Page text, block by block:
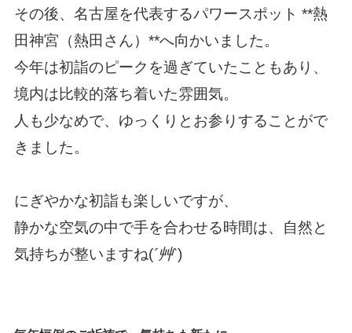
その後、名古屋を代表するパワースポット **熱
田神宮（熱田さん）**へ向かいました。
今年は初詣のピークを過ぎていたこともあり、
境内は比較的落ち着いた雰囲気。
人も少なめで、ゆっくりとお参りすることがで
きました。
にぎやかな初詣も楽しいですが、
静かな空気の中で手を合わせる時間は、自然と
気持ちが整いますね(´艸`)